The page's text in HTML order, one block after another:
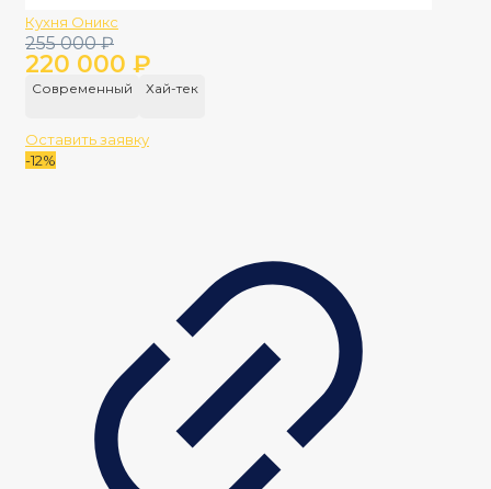
Кухня Оникс
255 000₽
Первоначальная
цена
составляла
220 000 ₽
Текущая
цена:
220
Современный Хай-тек
Оставить заявку
-12%